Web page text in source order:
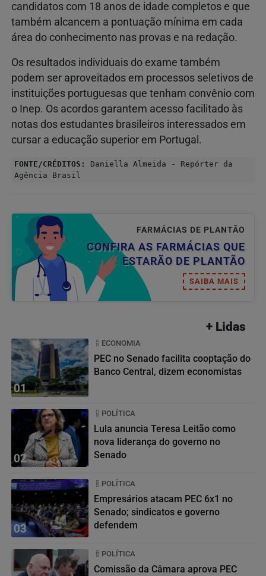
candidatos com 18 anos de idade completos e que
também alcancem a pontuação mínima em cada
área do conhecimento nas provas e na redação.
Os resultados individuais do exame também
podem ser aproveitados em processos seletivos de
instituições portuguesas que tenham convênio com
o Inep. Os acordos garantem acesso facilitado às
notas dos estudantes brasileiros interessados em
cursar a educação superior em Portugal.
FONTE/CRÉDITOS:
Daniella Almeida - Repórter da
Agência Brasil
FARMÁCIAS DE PLANTÃO
CONFIRA AS FARMÁCIAS QUE
ESTARÃO DE PLANTÃO
SAIBA MAIS
+ Lidas
01
ECONOMIA
PEC no Senado facilita cooptação do
Banco Central, dizem economistas
02
POLÍTICA
Lula anuncia Teresa Leitão como
nova liderança do governo no
Senado
03
POLÍTICA
Empresários atacam PEC 6x1 no
Senado; sindicatos e governo
defendem
POLÍTICA
Comissão da Câmara aprova PEC